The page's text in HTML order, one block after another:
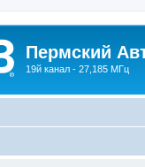
Пермский
19й канал - 27,185 МГц